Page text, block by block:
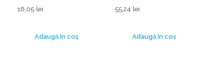
16,05 lei
Adaugă în coș
55,24 lei
Adaugă în coș